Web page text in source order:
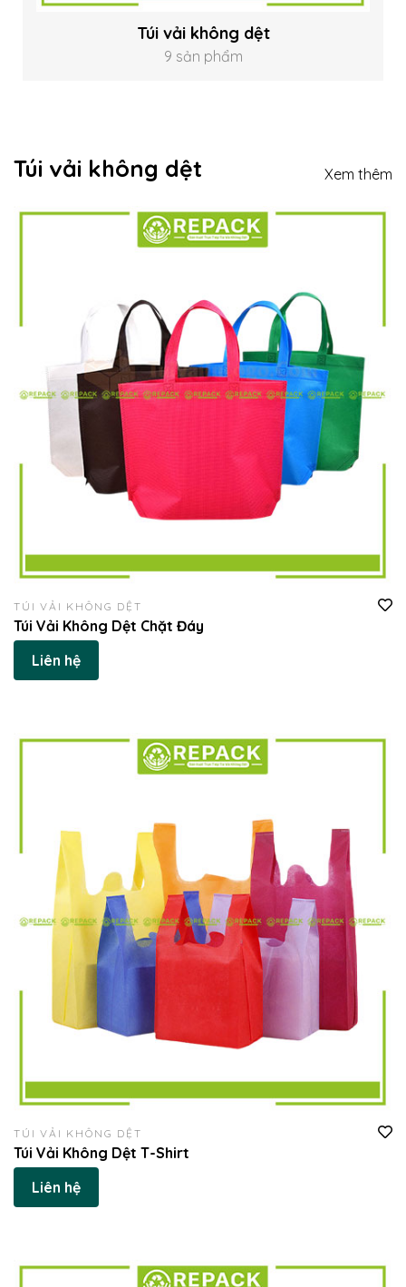
Túi vải không dệt
9 sản phẩm
Túi vải không dệt Xem thêm
TÚI VẢI KHÔNG DỆT
Túi Vải Không Dệt Chặt Đáy
Liên hệ
TÚI VẢI KHÔNG DỆT
Túi Vải Không Dệt T-Shirt
Liên hệ